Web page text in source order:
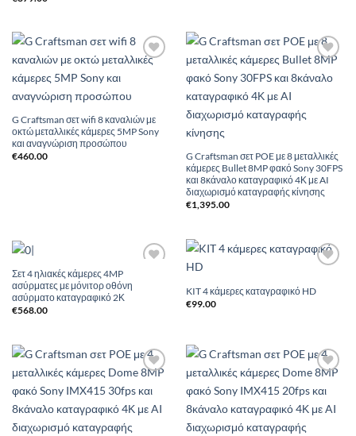
Add to
G Craftsman σετ wifi 8 καναλιών με
οκτώ μεταλλικές κάμερες 5MP Sony
και αναγνώριση προσώπου
€460.00
Wishlist
G Craftsman σετ POE με 8 μεταλλικές
κάμερες Bullet 8MP φακό Sony 30FPS
και 8κάναλο καταγραφικό 4Κ με AI
διαχωρισμό καταγραφής κίνησης
€1,395.00
Σετ 4 ηλιακές κάμερες 4MP
ασύρματες με μόνιτορ οθόνη
ασύρματο καταγραφικό 2Κ
€568.00
KIT 4 κάμερες καταγραφικό HD
€99.00
Wishlist
Wishlist